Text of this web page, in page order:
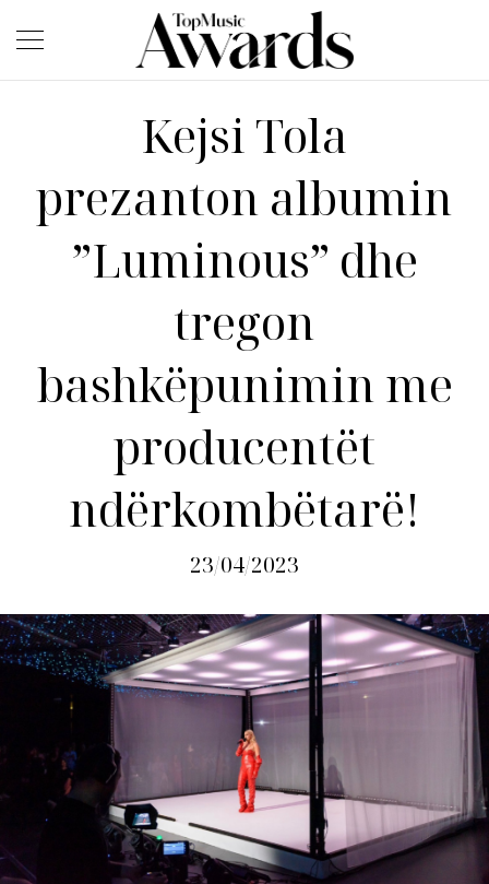
Kejsi Tola
prezanton albumin
”Luminous” dhe
tregon
bashkëpunimin me
producentët
ndërkombëtarë!
23/04/2023